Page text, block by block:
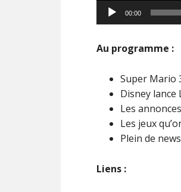
Lecteur
audio
00:00
Au programme :
Super Mario
Disney lance
Les
Les jeux
Plein de
Liens :